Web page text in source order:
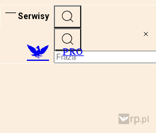
Serwisy
PRO